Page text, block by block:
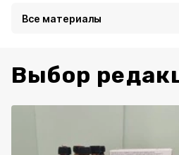
Все материалы
Выбор